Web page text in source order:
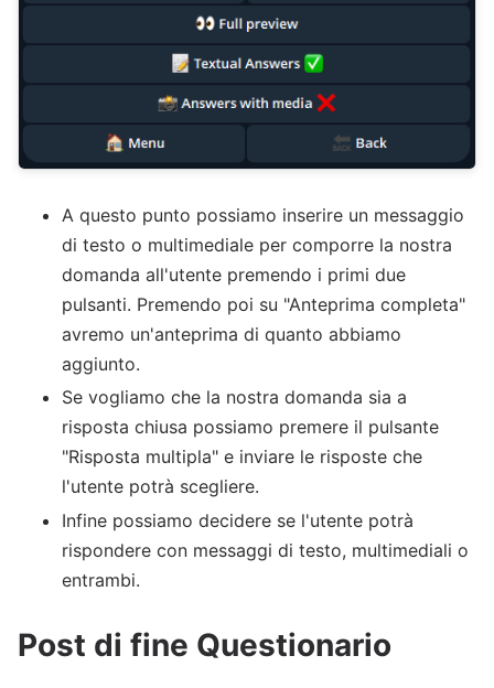
A questo punto possiamo inserire un messaggio
di testo o multimediale per comporre la nostra
domanda all'utente premendo i primi due
pulsanti. Premendo poi su "Anteprima completa"
avremo un'anteprima di quanto abbiamo
aggiunto.
Se vogliamo che la nostra domanda sia a
risposta chiusa possiamo premere il pulsante
"Risposta multipla" e inviare le risposte che
l'utente potrà scegliere.
Infine possiamo decidere se l'utente potrà
rispondere con messaggi di testo, multimediali o
entrambi.
Post di fine Questionario